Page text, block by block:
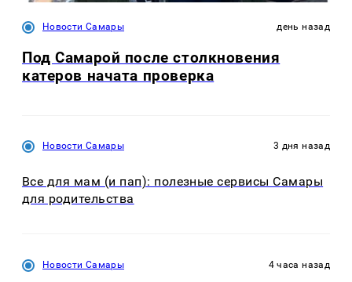
Новости Самары день назад
Под Самарой после столкновения
катеров начата проверка
Новости Самары 3 дня назад
Все для мам (и пап): полезные сервисы Самары
для родительства
Новости Самары 4 часа назад